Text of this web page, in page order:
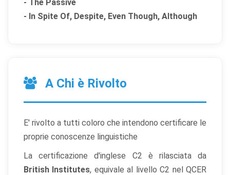
- The Passive
- In Spite Of, Despite, Even Though, Although
A Chi è Rivolto
E' rivolto a tutti coloro che intendono certificare le
proprie conoscenze linguistiche
La certificazione d'inglese C2 è rilasciata da
British Institutes, equivale al livello C2 nel QCER